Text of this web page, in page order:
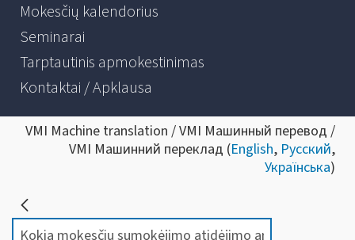
Mokesčių kalendorius
Seminarai
Tarptautinis apmokestinimas
Kontaktai / Apklausa
VMI Machine translation / VMI Машинный перевод /
VMI Машинний переклад (English, Русский,
Українська)